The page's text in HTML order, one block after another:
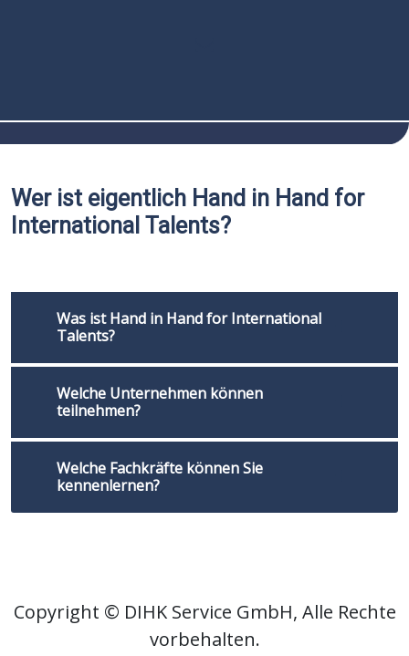
Wer ist eigentlich Hand in Hand for
International Talents?
Was ist Hand in Hand for International
Talents?
Welche Unternehmen können
teilnehmen?
Welche Fachkräfte können Sie
kennenlernen?
Copyright © DIHK Service GmbH, Alle Rechte
vorbehalten.